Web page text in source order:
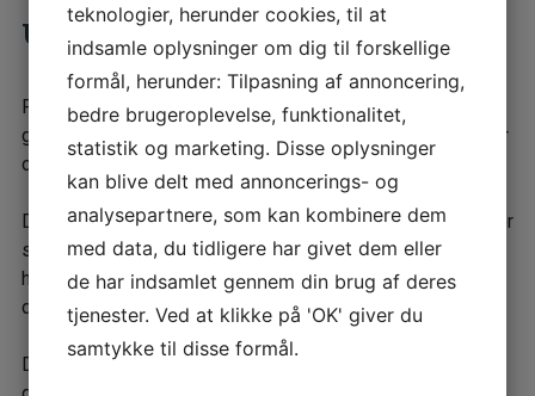
ung på Purhusvej
På Purhusvej vil du møde nærværende pædagoger, som
gerne vil dig og acceptere din som den person du er. De er
omsorgsfulde, humoristiske og rummelige.
De ser, hvad du har med i bagagen, både alle de ressourcer
som du råder over, men også de udfordringer, der er i din
hverdag og de støtter dig i at opdage og indfri dine
drømme for fremtiden.
Du kan forvente at blive inddraget i de fleste aspekter af
teknologier, herunder cookies, til at
indsamle oplysninger om dig til forskellige
formål, herunder: Tilpasning af annoncering,
bedre brugeroplevelse, funktionalitet,
statistik og marketing. Disse oplysninger
kan blive delt med annoncerings- og
analysepartnere, som kan kombinere dem
med data, du tidligere har givet dem eller
de har indsamlet gennem din brug af deres
tjenester. Ved at klikke på 'OK' giver du
samtykke til disse formål.